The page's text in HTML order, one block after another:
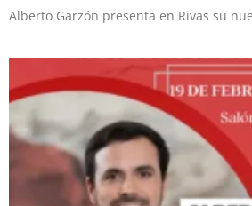
Alberto Garzón presenta en Rivas su